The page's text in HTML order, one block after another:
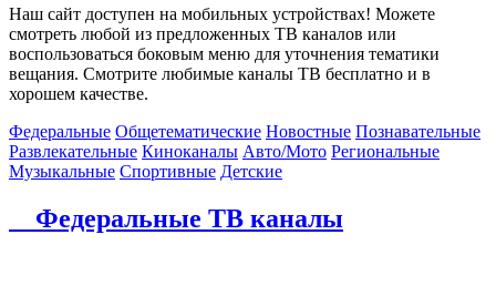
Наш сайт доступен на мобильных устройствах! Можете
смотреть любой из предложенных ТВ каналов или
воспользоваться боковым меню для уточнения тематики
вещания. Смотрите любимые каналы ТВ бесплатно и в
хорошем качестве.
Федеральные Общетематические Новостные Познавательные
Развлекательные Киноканалы Авто/Мото Региональные
Музыкальные Спортивные Детские
Федеральные ТВ каналы